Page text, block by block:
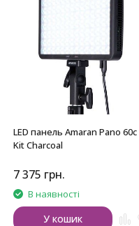
LED панель Amaran Pano 60c
Kit Charcoal
7 375 грн.
В наявності
У кошик